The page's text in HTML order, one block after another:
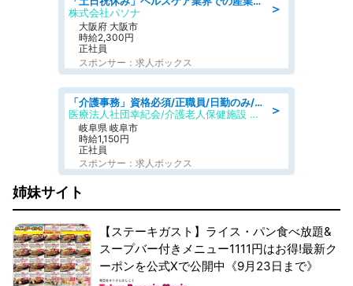
＞
株式会社パソナ
大阪府 大阪市
時給2,300円
正社員
スポンサー：求人ボックス
＞
「介護事務」資格必須/正職員/日勤のみ/介護老人保健施設
医療法人社団幸紀会/介護老人保健施設 グリーンビラ安江
岐阜県 岐阜市
時給1,150円
正社員
スポンサー：求人ボックス
姉妹サイト
【ステーキガスト】ライス・パン食べ放題&
スープバー付きメニュー1111円はお得!最新ク
ーポンを公式Xで公開中《9月23日まで》